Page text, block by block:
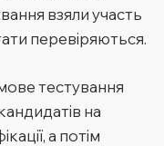
взяли участь
перевіряються.
тестування
на
а потім